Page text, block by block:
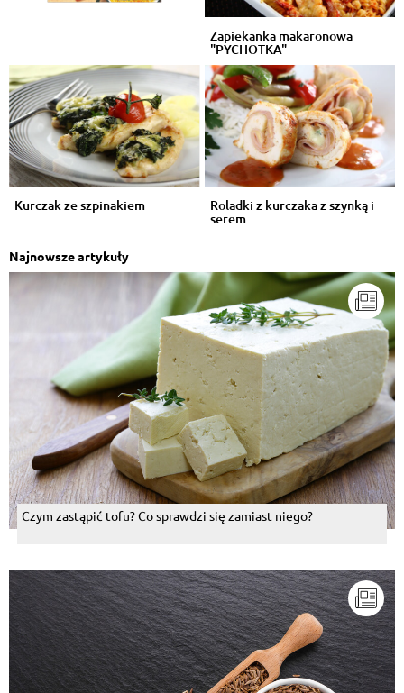
Zapiekanka makaronowa
"PYCHOTKA"
Kurczak ze szpinakiem Roladki z kurczaka z szynką i
serem
Najnowsze artykuły
Czym zastąpić tofu? Co sprawdzi się zamiast niego?